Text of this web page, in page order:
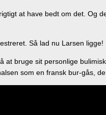
at have bedt om det. Og
Så lad nu Larsen ligge!
at bruge sit personlige
som en fransk bur-gås,